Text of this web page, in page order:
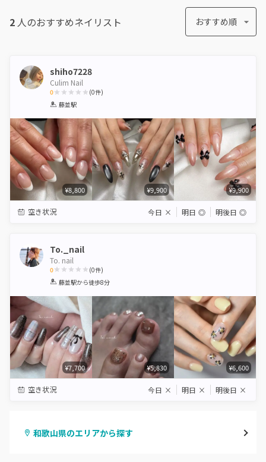
2 人のおすすめネイリスト おすすめ順
shiho7228
Culim Nail
0
1 2 3 4
(0件)
藤並駅
¥8,800 ¥9,900 ¥9,900
空き状況 今日 × 明日 ◎ 明後日 ◎
To._nail
To. nail
0
1 2 3 4 5
(0件)
藤並駅から徒歩8分
¥7,700 ¥5,830 ¥6,600
空き状況 今日 × 明日 × 明後日 ×
和歌山県のエリアから探す